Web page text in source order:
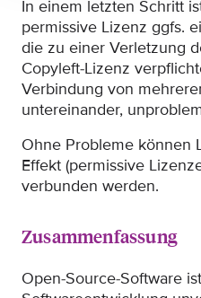
In einem letzten Schritt
permissive Lizenz ggfs.
die zu einer Verletzung
Copyleft-Lizenz
Verbindung von
untereinander,
Ohne Probleme können
Effekt (permissive
verbunden werden.
Zusammenfassung
Open-Source-Software